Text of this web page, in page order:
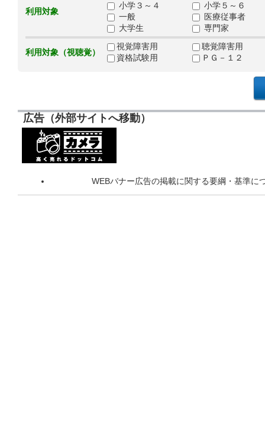
利用対象
小学３～４
小学５～６
一般
医療従事者
大学生
専門家
利用対象（視聴覚）
視覚障害用
聴覚障害用
資格試験用
ＰＧ－１２
広告（外部サイトへ移動）
WEBバナー広告の掲載に関する要綱・基準に